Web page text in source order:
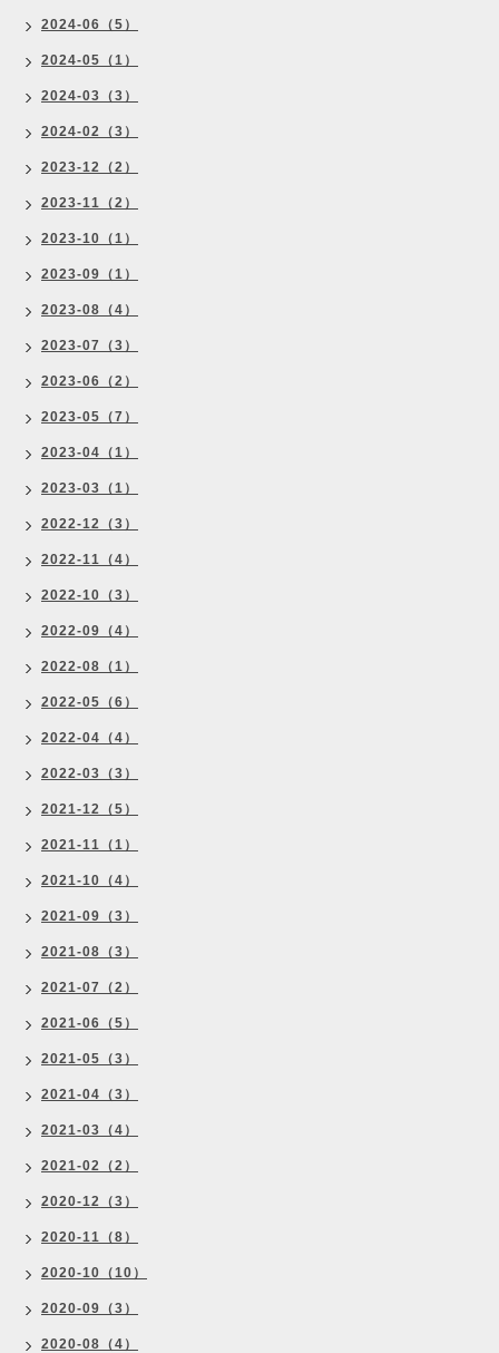
2024-06（5）
2024-05（1）
2024-03（3）
2024-02（3）
2023-12（2）
2023-11（2）
2023-10（1）
2023-09（1）
2023-08（4）
2023-07（3）
2023-06（2）
2023-05（7）
2023-04（1）
2023-03（1）
2022-12（3）
2022-11（4）
2022-10（3）
2022-09（4）
2022-08（1）
2022-05（6）
2022-04（4）
2022-03（3）
2021-12（5）
2021-11（1）
2021-10（4）
2021-09（3）
2021-08（3）
2021-07（2）
2021-06（5）
2021-05（3）
2021-04（3）
2021-03（4）
2021-02（2）
2020-12（3）
2020-11（8）
2020-10（10）
2020-09（3）
2020-08（4）